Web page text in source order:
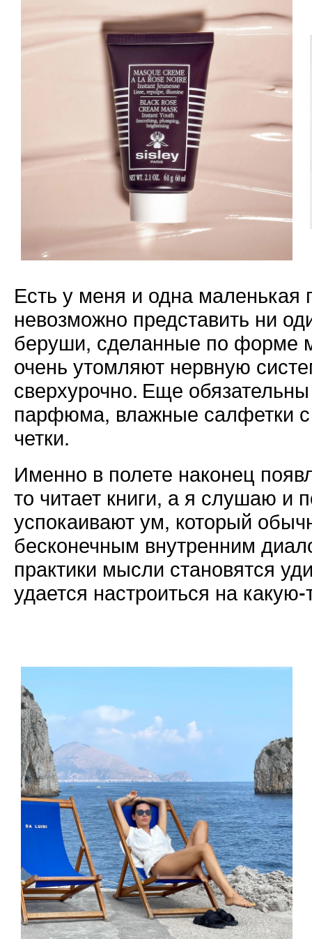
Есть у меня и одна маленькая
невозможно представить ни
беруши, сделанные по форме
очень утомляют нервную
сверхурочно. Еще
парфюма, влажные салфетки
четки.
Именно в полете наконец
то читает книги, а я слушаю и
успокаивают ум, который
бесконечным внутренним
практики мысли становятся
удается настроиться на